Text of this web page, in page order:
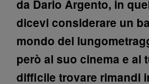
da Dario Argento, in
dicevi considerare un
mondo del
però al suo cinema e al
difficile trovare rimandi